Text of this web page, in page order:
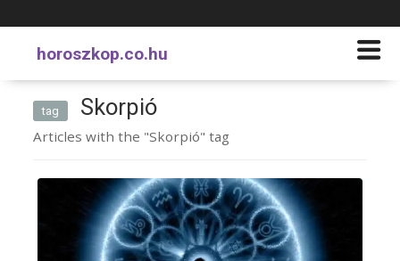
horoszkop.co.hu
tag Skorpió
Articles with the "Skorpió" tag